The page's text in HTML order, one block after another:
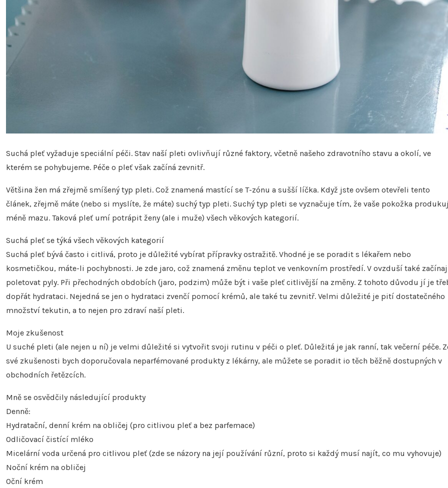
Suchá pleť vyžaduje speciální péči. Stav naší pleti ovlivňují různé faktory, včetně našeho zdravotního stavu a okolí, ve
kterém se pohybujeme. Péče o pleť však začíná zevnitř.
Většina žen má zřejmě smíšený typ pleti. Což znamená mastící se T-zónu a sušší líčka. Když jste ovšem otevřeli tento
článek, zřejmě máte (nebo si myslíte, že máte) suchý typ pleti. Suchý typ pleti se vyznačuje tím, že vaše pokožka
méně mazu. Taková pleť umí potrápit ženy (ale i muže) všech věkových kategorií.
Suchá pleť se týká všech věkových kategorií
Suchá pleť bývá často i citlivá, proto je důležité vybírat přípravky ostražitě. Vhodné je se poradit s lékařem nebo
kosmetičkou, máte-li pochybnosti. Je zde jaro, což znamená změnu teplot ve venkovním prostředí. V ovzduší také
poletovat pyly. Při přechodných obdobích (jaro, podzim) může být i vaše pleť citlivější na změny. Z tohoto důvodu jí je
dopřát hydrataci. Nejedná se jen o hydrataci zvenčí pomocí krémů, ale také tu zevnitř. Velmi důležité je pití dostatečného
množství tekutin, a to nejen pro zdraví naší pleti.
Moje zkušenost
U suché pleti (ale nejen u ní) je velmi důležité si vytvořit svoji rutinu v péči o pleť. Důležitá je jak ranní, tak večerní péče.
své zkušenosti bych doporučovala neparfémované produkty z lékárny, ale můžete se poradit io těch běžně dostupných v
obchodních řetězcích.
Mně se osvědčily následující produkty
Denně:
Hydratační, denní krém na obličej (pro citlivou pleť a bez parfemace)
Odličovací čistící mléko
Micelární voda určená pro citlivou pleť (zde se názory na její používání různí, proto si každý musí najít, co mu vyhovuje)
Noční krém na obličej
Oční krém